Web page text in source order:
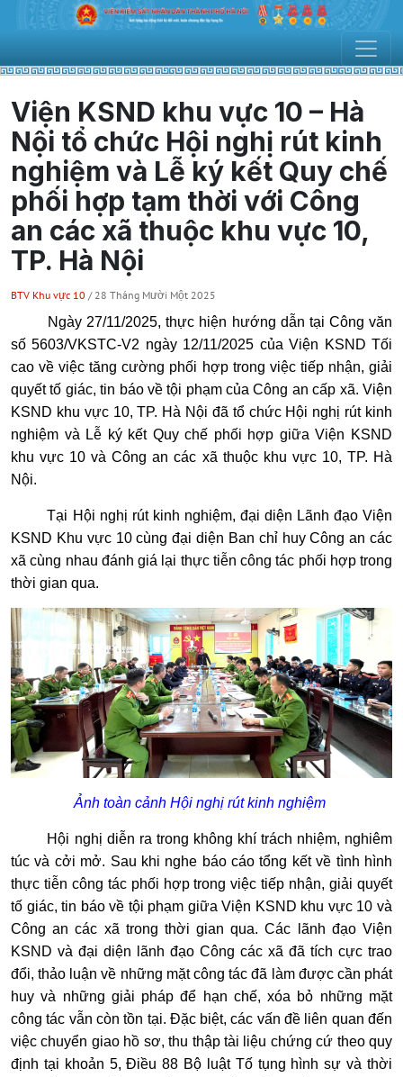
Viện KSND khu vực 10 – Hà
Nội tổ chức Hội nghị rút kinh
nghiệm và Lễ ký kết Quy chế
phối hợp tạm thời với Công
an các xã thuộc khu vực 10,
TP. Hà Nội
BTV Khu vực 10 / 28 Tháng Mười Một 2025
Ngày 27/11/2025, thực hiện hướng dẫn tại Công văn
số 5603/VKSTC-V2 ngày 12/11/2025 của Viện KSND Tối
cao về việc tăng cường phối hợp trong việc tiếp nhận, giải
quyết tố giác, tin báo về tội phạm của Công an cấp xã. Viện
KSND khu vực 10, TP. Hà Nội đã tổ chức Hội nghị rút kinh
nghiệm và Lễ ký kết Quy chế phối hợp giữa Viện KSND
khu vực 10 và Công an các xã thuộc khu vực 10, TP. Hà
Nội.
Tại Hội nghị rút kinh nghiệm, đại diện Lãnh đạo Viện
KSND Khu vực 10 cùng đại diện Ban chỉ huy Công an các
xã cùng nhau đánh giá lại thực tiễn công tác phối hợp trong
thời gian qua.
Ảnh toàn cảnh Hội nghị rút kinh nghiệm
Hội nghị diễn ra trong không khí trách nhiệm, nghiêm
túc và cởi mở. Sau khi nghe báo cáo tổng kết về tình hình
thực tiễn công tác phối hợp trong việc tiếp nhận, giải quyết
tố giác, tin báo về tội phạm giữa Viện KSND khu vực 10 và
Công an các xã trong thời gian qua. Các lãnh đạo Viện
KSND và đại diện lãnh đạo Công các xã đã tích cực trao
đổi, thảo luận về những mặt công tác đã làm được cần phát
huy và những giải pháp để hạn chế, xóa bỏ những mặt
công tác vẫn còn tồn tại. Đặc biệt, các vấn đề liên quan đến
việc chuyển giao hồ sơ, thu thập tài liệu chứng cứ theo quy
định tại khoản 5, Điều 88 Bộ luật Tố tụng hình sự và thời